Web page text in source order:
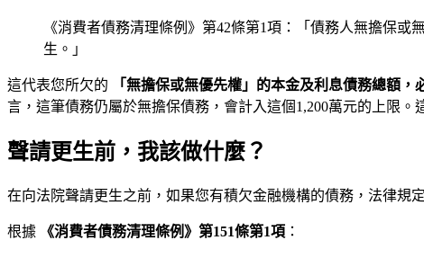
《消費者債務清理條例》第42條第1項：「債務人無擔保
生。」
這代表您所欠的 「無擔保或無優先權」的本金及利息債務總額，
言，這筆債務仍屬於無擔保債務，會計入這個1,200萬元的上限。
聲請更生前，我該做什麼？
在向法院聲請更生之前，如果您有積欠金融機構的債務，法律規
根據 《消費者債務清理條例》第151條第1項 ：